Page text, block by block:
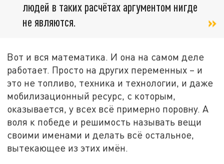
людей в таких расчётах аргументом нигде
не являются.
Вот и вся математика. И она на самом деле
работает. Просто на других переменных – и
это не топливо, техника и технологии, и даже
мобилизационный ресурс, с которым,
оказывается, у всех всё примерно поровну. А
воля к победе и решимость называть вещи
своими именами и делать всё остальное,
вытекающее из этих имён.